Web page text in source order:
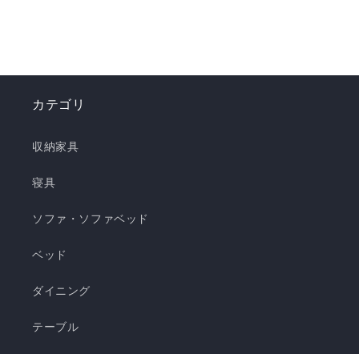
う！✨ ❄️強冷感リバーシブルケット ❄️強冷感リバ
き枕 ❄️強冷感3層ごろ寝マット ❄️強冷感ソファーパ
ッド ❄️強冷感極厚ラグ 🍃【New!!】通年使えるレ
ケット ・選べる4サイズ(ハーフ/シングル/セミダ
シブル仕様 ・柔らかくてとろっとしたくしゅくし
濯できてお手入れ簡単 瞬間避暑地 くしゅくしゅケ
暑地 くしゅくしゅケット SD...
カテゴリ
収納家具
寝具
ソファ・ソファベッド
ベッド
ダイニング
テーブル